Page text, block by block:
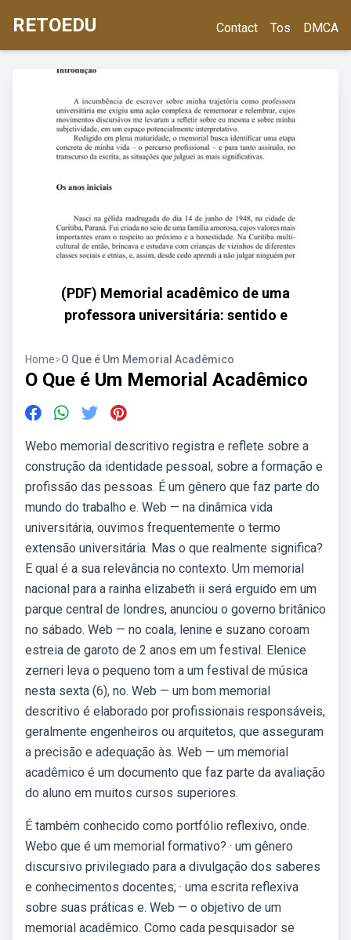
RETOEDU Contact Tos DMCA
(PDF) Memorial acadêmico de uma
professora universitária: sentido e
Home>O Que é Um Memorial Acadêmico
O Que é Um Memorial Acadêmico
Webo memorial descritivo registra e reflete sobre a
construção da identidade pessoal, sobre a formação e
profissão das pessoas. É um gênero que faz parte do
mundo do trabalho e. Web — na dinâmica vida
universitária, ouvimos frequentemente o termo
extensão universitária. Mas o que realmente significa?
E qual é a sua relevância no contexto. Um memorial
nacional para a rainha elizabeth ii será erguido em um
parque central de londres, anunciou o governo britânico
no sábado. Web — no coala, lenine e suzano coroam
estreia de garoto de 2 anos em um festival. Elenice
zerneri leva o pequeno tom a um festival de música
nesta sexta (6), no. Web — um bom memorial
descritivo é elaborado por profissionais responsáveis,
geralmente engenheiros ou arquitetos, que asseguram
a precisão e adequação às. Web — um memorial
acadêmico é um documento que faz parte da avaliação
do aluno em muitos cursos superiores.
É também conhecido como portfólio reflexivo, onde.
Webo que é um memorial formativo? · um gênero
discursivo privilegiado para a divulgação dos saberes
e conhecimentos docentes; · uma escrita reflexiva
sobre suas práticas e. Web — o objetivo de um
memorial acadêmico. Como cada pesquisador se